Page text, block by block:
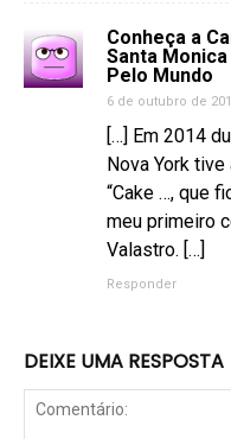
Conheça a
Santa
Pelo Mundo
6 de outubro de
[…] Em 2014
Nova York
“Cake …, que
meu primeiro
Valastro. […]
Responder
DEIXE UMA RESPOSTA